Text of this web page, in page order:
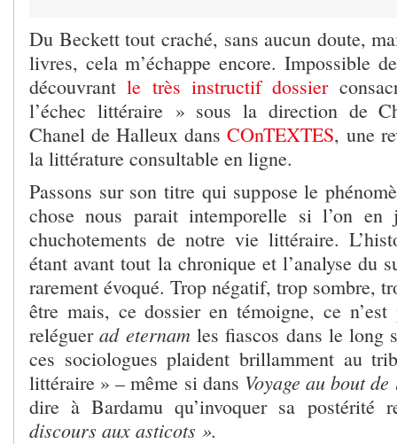
Du Beckett tout craché, sans aucun doute,
livres, cela m’échappe encore. Impossible
découvrantle très instructif dossier
l’échec littéraire » sous la direction de
Chanel de Halleux dansCOnTEXTES, une
la littérature consultable en ligne.
Passons sur son titre qui suppose le
chose nous parait intemporelle si l’on
chuchotements de notre vie littéraire.
étant avant tout la chronique et l’analyse du
rarement évoqué. Trop négatif, trop sombre,
être mais, ce dossier en témoigne, ce
reléguerad eternamles fiascos dans le long
ces sociologues plaident brillamment au
littéraire » – même si dans Voyage au bout
dire à Bardamu qu’invoquer sa postérité
discours aux asticots ».